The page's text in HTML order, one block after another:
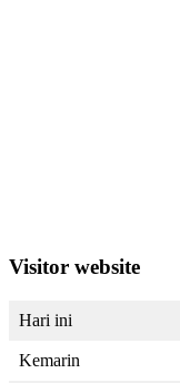
Visitor website
Hari ini
Kemarin